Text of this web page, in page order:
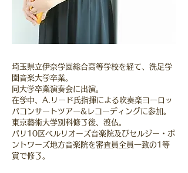
埼玉県立伊奈学園総合高等学校を経て、洗足学
園音楽大学卒業。
同大学卒業演奏会に出演。
在学中、A.リード氏指揮による吹奏楽ヨーロッ
パコンサートツアー&レコーディングに参加。
東京藝術大学別科修了後、渡仏。
パリ10区ベルリオーズ音楽院及びセルジー・ポ
ントワーズ地方音楽院を審査員全員一致の1等
賞で修了。